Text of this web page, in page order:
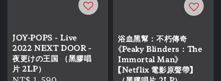
JOY-POPS - Live
2022 NEXT DOOR -
夜更けの王国 （黑膠唱
片 2LP）
浴血黑幫：不朽傳奇
《Peaky Blinders：The
Immortal Man》
【Netflix 電影原聲帶】